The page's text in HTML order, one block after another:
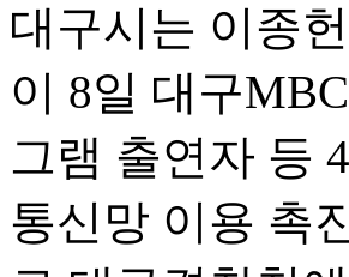
대구시는 이종
이 8일 대구
그램 출연자 등
통신망 이용 촉